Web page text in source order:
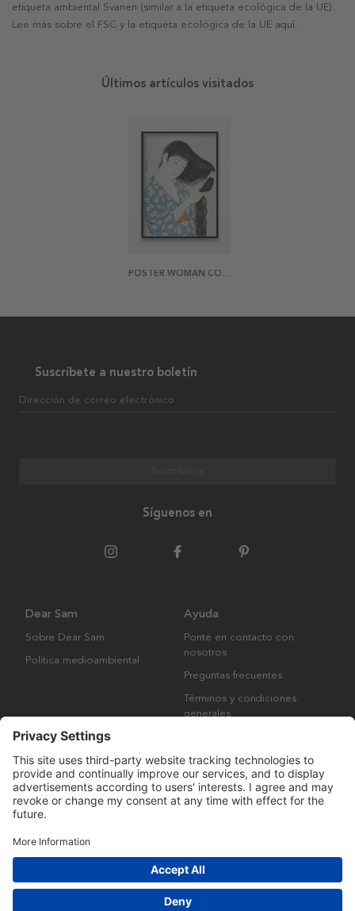
etiqueta ambiental Svanen (similar a la etiqueta ecológica de la UE).
Lee más sobre el FSC y la etiqueta ecológica de la UE aquí.
Últimos artículos visitados
POSTER WOMAN COMBING HER HAIR BY G.HASHIGUCHI
Suscríbete a nuestro boletín
Dirección de correo electrónico
Síguenos en
Dear Sam
Sobre Dear Sam
Política medioambiental
Ayuda
Ponte en contacto con
nosotros
Preguntas frecuentes
Términos y condiciones
generales
Derechos de autor © Many Brands AB 2023. Todos los derechos